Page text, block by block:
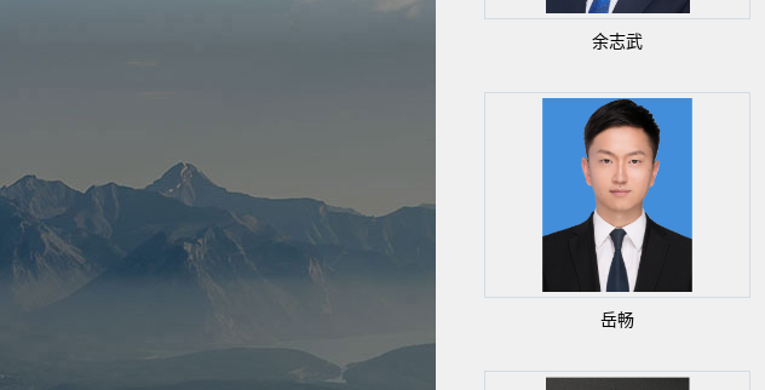
余志武
岳畅